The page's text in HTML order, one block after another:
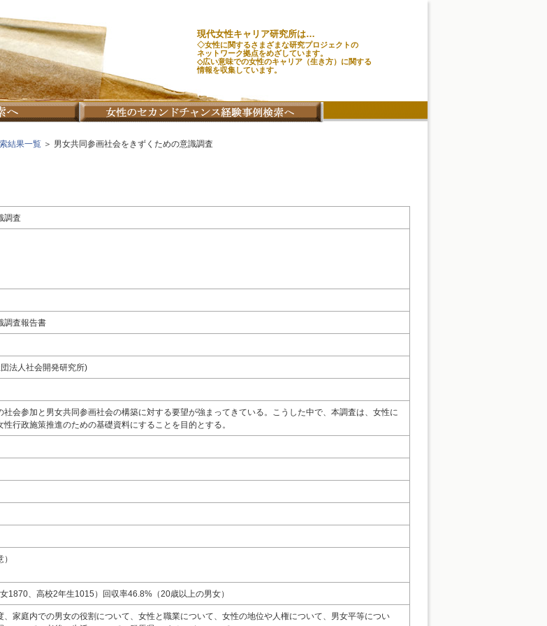
現代女性キャリア研究所は…
◇女性に関するさまざまな研究プロジェクトの
ネットワーク拠点をめざしています。
◇広い意味での女性のキャリア（生き方）に関する
情報を収集しています。
結果一覧＞ 男女共同参画社会をきずくための意識調査
調査
調査報告書
法人社会開発研究所)
会参加と男女共同参画社会の構築に対する要望が強まってきている。こうした中で、本調査は、女性に
行政施策推進のための基礎資料にすることを目的とする。
1870、高校2年生1015）回収率46.8%（20歳以上の男女）
家庭内での男女の役割について、女性と職業について、女性の地位や人権について、男女平等につい